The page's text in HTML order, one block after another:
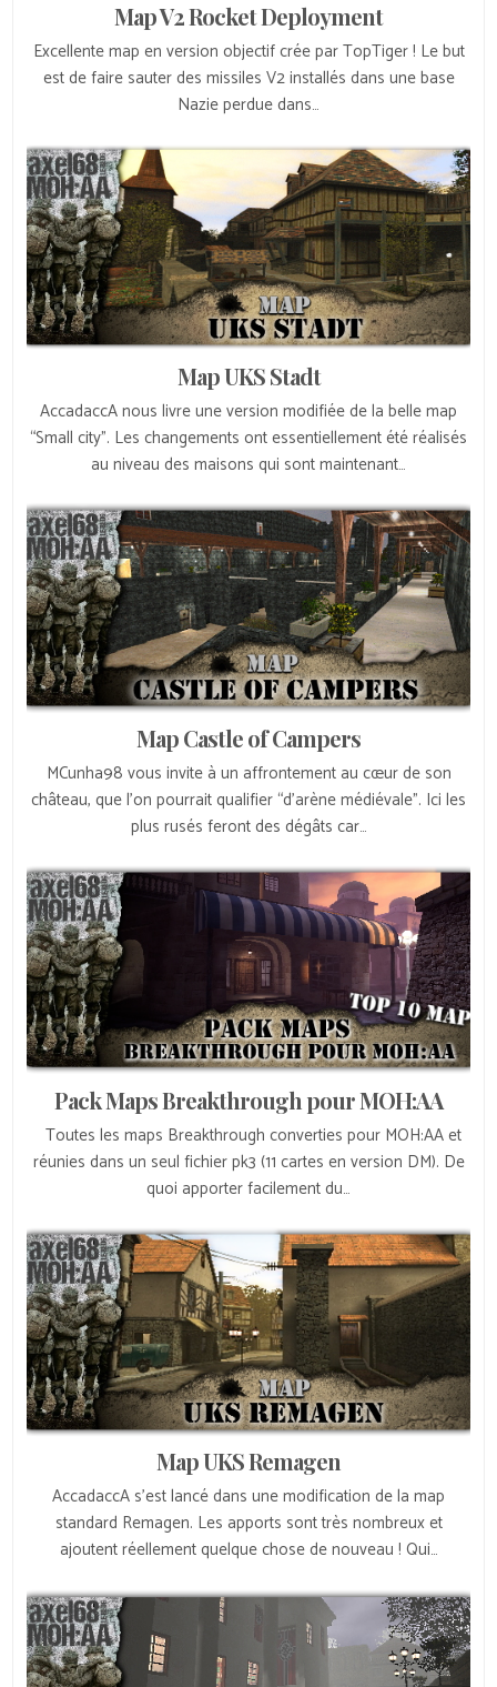
Map V2 Rocket Deployment
Excellente map en version objectif crée par TopTiger ! Le but
est de faire sauter des missiles V2 installés dans une base
Nazie perdue dans…
Map UKS Stadt
AccadaccA nous livre une version modifiée de la belle map
“Small city”. Les changements ont essentiellement été réalisés
au niveau des maisons qui sont maintenant…
Map Castle of Campers
MCunha98 vous invite à un affrontement au cœur de son
château, que l’on pourrait qualifier “d’arène médiévale”. Ici les
plus rusés feront des dégâts car…
Pack Maps Breakthrough pour MOH:AA
Toutes les maps Breakthrough converties pour MOH:AA et
réunies dans un seul fichier pk3 (11 cartes en version DM). De
quoi apporter facilement du…
Map UKS Remagen
AccadaccA s’est lancé dans une modification de la map
standard Remagen. Les apports sont très nombreux et
ajoutent réellement quelque chose de nouveau ! Qui…